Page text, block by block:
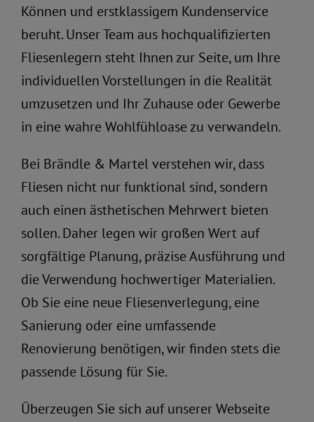
Können und erstklassigem Kundenservice
beruht. Unser Team aus hochqualifizierten
Fliesenlegern steht Ihnen zur Seite, um Ihre
individuellen Vorstellungen in die Realität
umzusetzen und Ihr Zuhause oder Gewerbe
in eine wahre Wohlfühloase zu verwandeln.
Bei Brändle & Martel verstehen wir, dass
Fliesen nicht nur funktional sind, sondern
auch einen ästhetischen Mehrwert bieten
sollen. Daher legen wir großen Wert auf
sorgfältige Planung, präzise Ausführung und
die Verwendung hochwertiger Materialien.
Ob Sie eine neue Fliesenverlegung, eine
Sanierung oder eine umfassende
Renovierung benötigen, wir finden stets die
passende Lösung für Sie.
Überzeugen Sie sich auf unserer Webseite